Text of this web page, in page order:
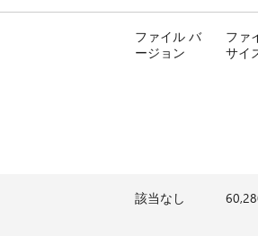
ファイル バ
ージョン
ファ
サイ
該当なし